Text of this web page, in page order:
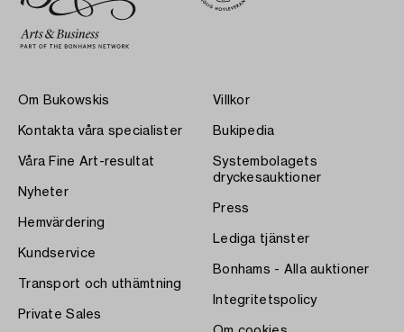
Om Bukowskis
Kontakta våra specialister
Våra Fine Art-resultat
Nyheter
Hemvärdering
Kundservice
Transport och uthämtning
Private Sales
Villkor
Bukipedia
Systembolagets
dryckesauktioner
Press
Lediga tjänster
Bonhams - Alla auktioner
Integritetspolicy